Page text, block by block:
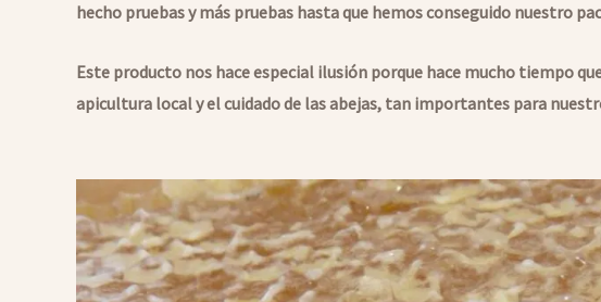
hecho pruebas y más pruebas hasta que hemos conseguido nuestro
Este producto nos hace especial ilusión porque hace mucho tiempo
apicultura local y el cuidado de las abejas, tan importantes para